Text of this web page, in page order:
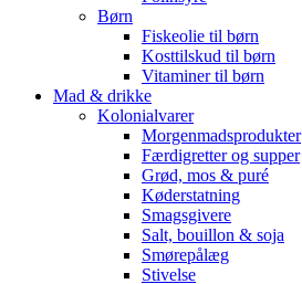
Børn
Fiskeolie til børn
Kosttilskud til børn
Vitaminer til børn
Mad & drikke
Kolonialvarer
Morgenmadsprodukter
Færdigretter og supper
Grød, mos & puré
Køderstatning
Smagsgivere
Salt, bouillon & soja
Smørepålæg
Stivelse